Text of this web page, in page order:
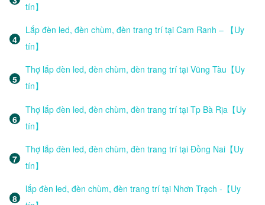
tín】
Lắp đèn led, đèn chùm, đèn trang trí tại Cam Ranh – 【Uy
tín】
Thợ lắp đèn led, đèn chùm, đèn trang trí tại Vũng Tàu【Uy
tín】
Thợ lắp đèn led, đèn chùm, đèn trang trí tại Tp Bà Rịa【Uy
tín】
Thợ lắp đèn led, đèn chùm, đèn trang trí tại Đồng Nai【Uy
tín】
lắp đèn led, đèn chùm, đèn trang trí tại Nhơn Trạch -【Uy